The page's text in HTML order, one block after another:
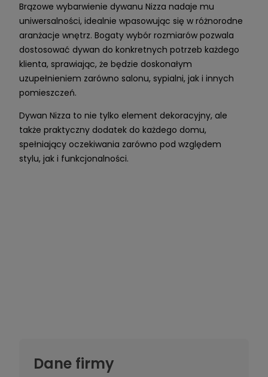
Brązowe wybarwienie dywanu Nizza nadaje mu
uniwersalności, idealnie wpasowując się w różnorodne
aranżacje wnętrz. Bogaty wybór rozmiarów pozwala
dostosować dywan do konkretnych potrzeb każdego
klienta, sprawiając, że będzie doskonałym
uzupełnieniem zarówno salonu, sypialni, jak i innych
pomieszczeń.
Dywan Nizza to nie tylko element dekoracyjny, ale
także praktyczny dodatek do każdego domu,
spełniający oczekiwania zarówno pod względem
stylu, jak i funkcjonalności.
Dane firmy